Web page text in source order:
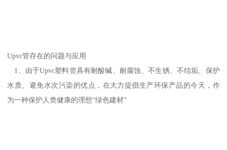
Upvc管存在的问题与应用
1、由于Upvc塑料管具有耐酸碱、耐腐蚀、不生锈、不结垢、保护
水质、避免水次污染的优点，在大力提倡生产环保产品的今天，作
为一种保护人类健康的理想“绿色建材”